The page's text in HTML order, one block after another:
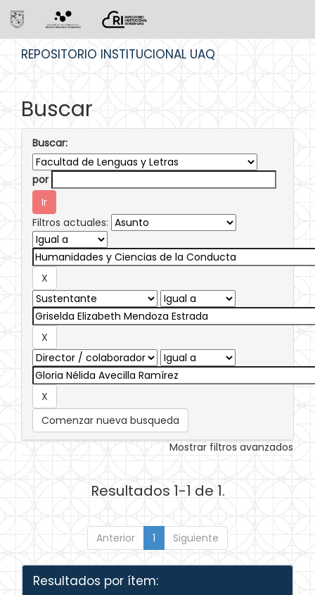
REPOSITORIO INSTITUCIONAL UAQ
Buscar
Buscar:
por
Filtros actuales:
Comenzar nueva busqueda
Mostrar filtros avanzados
Resultados 1-1 de 1.
Anterior 1 Siguiente
Resultados por ítem: